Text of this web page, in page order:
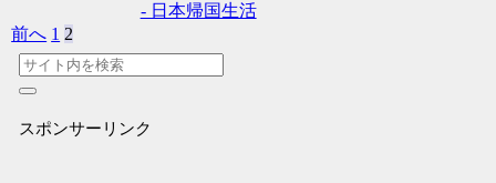
- 日本帰国生活
前へ 1 2
スポンサーリンク